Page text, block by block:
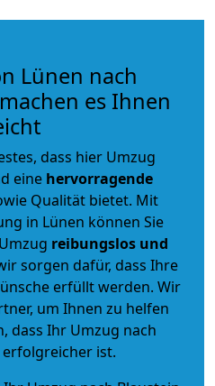
Lünen nach
es Ihnen
dass hier Umzug
eine hervorragende
Qualität bietet. Mit
in Lünen können Sie
reibungslos und
sorgen dafür, dass Ihre
erfüllt werden. Wir
um Ihnen zu helfen
dass Ihr Umzug nach
erfolgreicher ist.